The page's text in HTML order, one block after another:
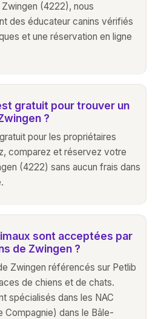
Zwingen (4222), nous
des éducateur canins vérifiés
et une réservation en ligne
gratuit pour trouver un
?
pour les propriétaires
comparez et réservez votre
(4222) sans aucun frais dans
sont acceptées par
de Zwingen ?
Zwingen référencés sur Petlib
de chiens et de chats.
spécialisés dans les NAC
Compagnie) dans le Bâle-